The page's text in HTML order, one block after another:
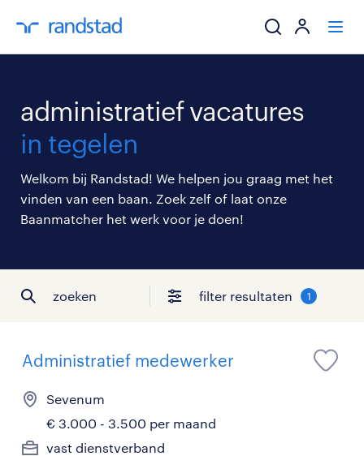
mijn carrière
over randstad
administratief vacatures
in tegelen
Welkom bij Randstad! We helpen jou graag met het
vinden van een baan. Zoek zelf of laat onze
Baanmatcher het werk voor je doen!
zoeken filter resultaten 1
Administratief medewerker
Sevenum
€ 3.000 - 3.500 per maand
vast dienstverband